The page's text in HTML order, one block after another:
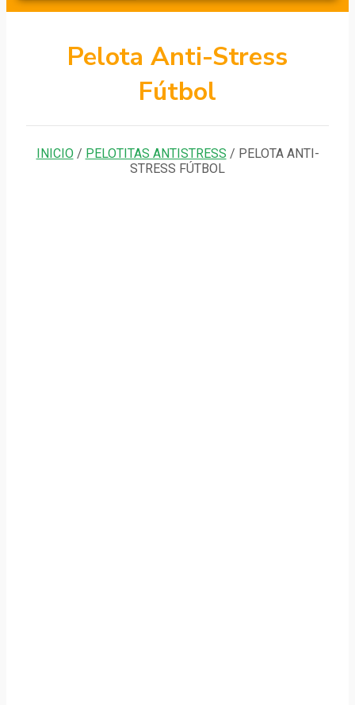
Pelota Anti-Stress
Fútbol
INICIO/ PELOTITAS ANTISTRESS / PELOTA ANTI-
STRESS FÚTBOL